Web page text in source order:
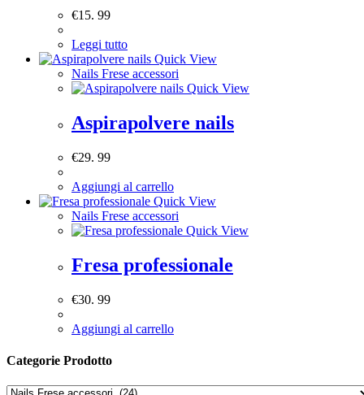
€15. 99
Leggi tutto
Quick View
Nails Frese accessori
Quick View
Aspirapolvere nails
€29. 99
Aggiungi al carrello
Quick View
Nails Frese accessori
Quick View
Fresa professionale
€30. 99
Aggiungi al carrello
Categorie Prodotto